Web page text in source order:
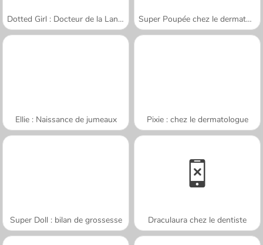
Dotted Girl : Docteur de la Langue Super Poupée chez le dermatologiste
Ellie : Naissance de jumeaux Pixie : chez le dermatologue
Super Doll : bilan de grossesse Draculaura chez le dentiste